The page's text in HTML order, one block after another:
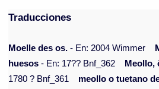
Traducciones
Moelle des os. - En: 2004 Wimmer
huesos - En: 17?? Bnf_362 Meollo,
1780 ? Bnf_361
meollo o tuetano